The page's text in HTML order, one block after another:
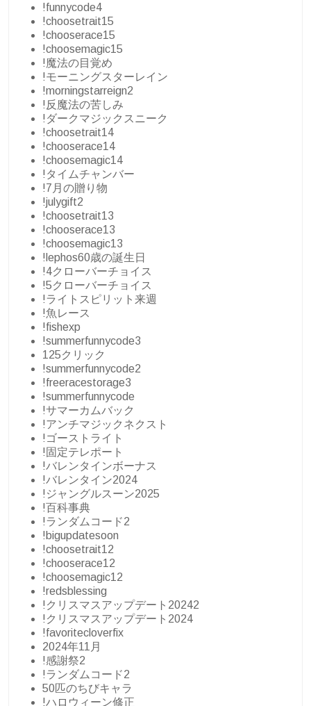
!funnycode4
!choosetrait15
!chooserace15
!choosemagic15
!魔法の目覚め
!モーニングスターレイン
!morningstarreign2
!反魔法の苦しみ
!ダークマジックスニーク
!choosetrait14
!chooserace14
!choosemagic14
!タイムチャンバー
!7月の贈り物
!julygift2
!choosetrait13
!chooserace13
!choosemagic13
!lephos60歳の誕生日
!4クローバーチョイス
!5クローバーチョイス
!ライトスピリット来週
!魚レース
!fishexp
!summerfunnycode3
125クリック
!summerfunnycode2
!freeracestorage3
!summerfunnycode
!サマーカムバック
!アンチマジックネクスト
!ゴーストライト
!固定テレポート
!バレンタインボーナス
!バレンタイン2024
!ジャングルスーン2025
!百科事典
!ランダムコード2
!bigupdatesoon
!choosetrait12
!chooserace12
!choosemagic12
!redsblessing
!クリスマスアップデート20242
!クリスマスアップデート2024
!favoritecloverfix
2024年11月
!感謝祭2
!ランダムコード2
50匹のちびキャラ
!ハロウィーン修正